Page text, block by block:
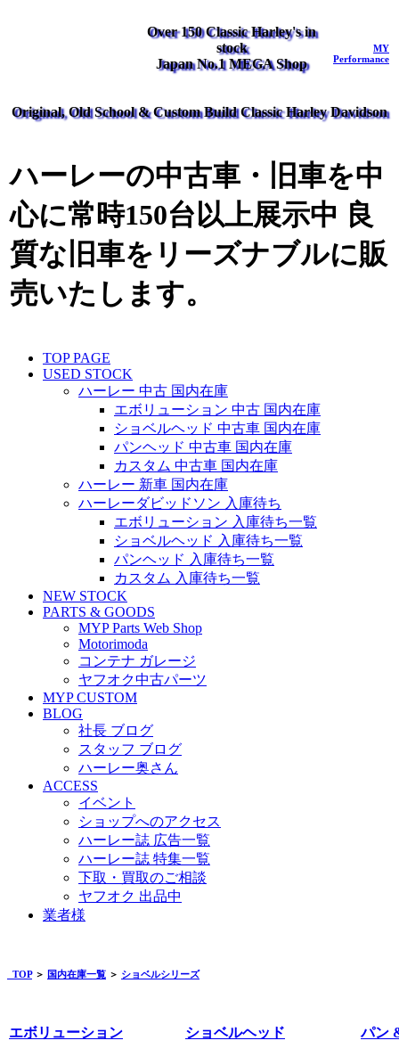
Over 150 Classic Harley's in
stock
Japan No.1 MEGA Shop
MY
Performance
Original, Old School & Custom Build Classic Harley Davidson
ハーレーの中古車・旧車を中
心に常時150台以上展示中 良
質な旧車をリーズナブルに販
売いたします。
TOP PAGE
USED STOCK
ハーレー 中古 国内在庫
エボリューション 中古 国内在庫
ショベルヘッド 中古車 国内在庫
パンヘッド 中古車 国内在庫
カスタム 中古車 国内在庫
ハーレー 新車 国内在庫
ハーレーダビッドソン 入庫待ち
エボリューション 入庫待ち一覧
ショベルヘッド 入庫待ち一覧
パンヘッド 入庫待ち一覧
カスタム 入庫待ち一覧
NEW STOCK
PARTS & GOODS
MYP Parts Web Shop
Motorimoda
コンテナ ガレージ
ヤフオク中古パーツ
MYP CUSTOM
BLOG
社長 ブログ
スタッフ ブログ
ハーレー奥さん
ACCESS
イベント
ショップへのアクセス
ハーレー誌 広告一覧
ハーレー誌 特集一覧
下取・買取のご相談
ヤフオク 出品中
業者様
TOP＞ 国内在庫一覧 ＞ ショベルシリーズ
エボリューション ショベルヘッド パン